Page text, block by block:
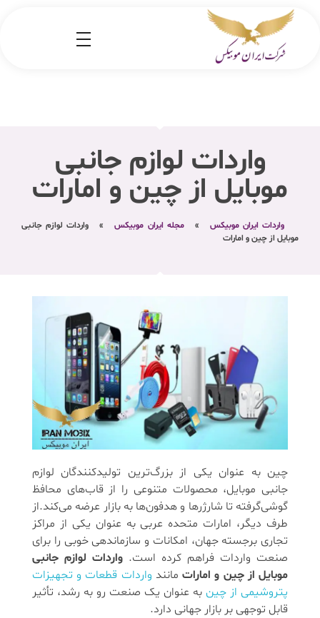
واردات لوازم جانبی
موبایل از چین و امارات
واردات ایران موبیکس » مجله ایران موبیکس »
واردات لوازم جانبی
موبایل از چین و امارات
چین به عنوان یکی از بزرگ‌ترین تولیدکنندگان لوازم
جانبی موبایل، محصولات متنوعی را از قاب‌های محافظ
گوشی‌گرفته تا شارژرها و هدفون‌ها به بازار عرضه می‌کند.از
طرف دیگر، امارات متحده عربی به عنوان یکی از مراکز
تجاری برجسته جهان، امکانات و سازماندهی خوبی را برای
صنعت واردات فراهم کرده است. واردات لوازم جانبی
موبایل از چین و اماراتمانند واردات قطعات و تجهیزات
پتروشیمی از چین به عنوان یک صنعت رو به رشد، تأثیر
قابل توجهی بر بازار جهانی دارد.